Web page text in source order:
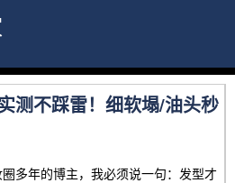
测不踩雷！细软塌/油头秒
多年的博主，我必须说一句：发型才